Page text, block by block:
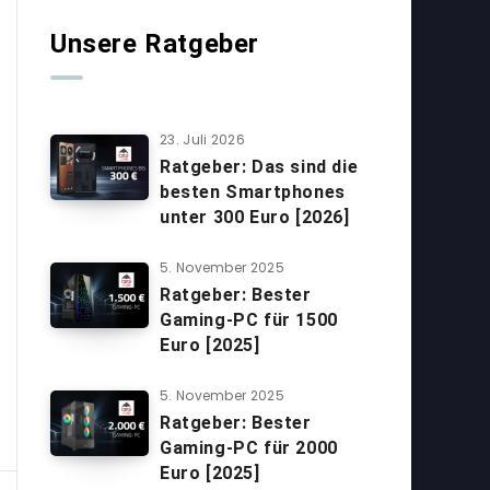
Unsere Ratgeber
23. Juli 2026
Ratgeber: Das sind die
besten Smartphones
unter 300 Euro [2026]
5. November 2025
Ratgeber: Bester
Gaming-PC für 1500
Euro [2025]
5. November 2025
Ratgeber: Bester
Gaming-PC für 2000
Euro [2025]